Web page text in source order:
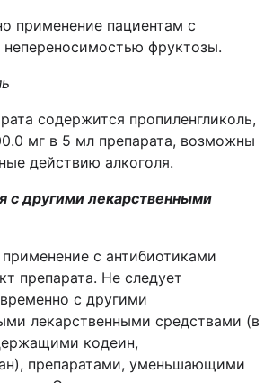
применение пациентам с
непереносимостью фруктозы.
содержится пропиленгликоль,
мг в 5 мл препарата, возможны
действию алкоголя.
с другими лекарственными
с антибиотиками
препарата. Не следует
с другими
лекарственными средствами (в
кодеин,
препаратами, уменьшающими